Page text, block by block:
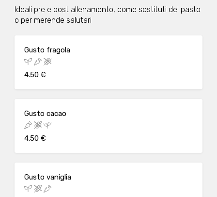
Ideali pre e post allenamento, come sostituti del pasto
o per merende salutari
Gusto fragola
4.50 €
Gusto cacao
4.50 €
Gusto vaniglia